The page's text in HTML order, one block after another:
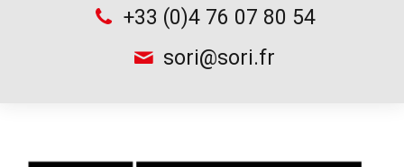
+33 (0)4 76 07 80 54
sori@sori.fr